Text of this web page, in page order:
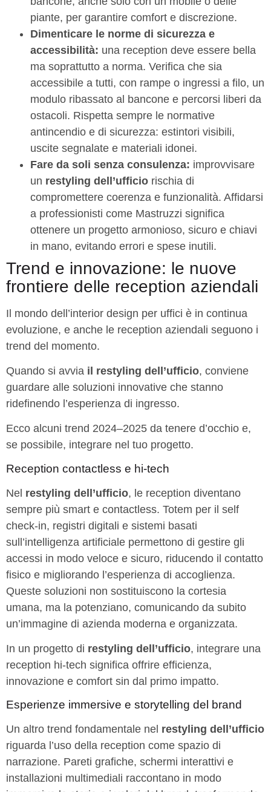
piante, per garantire comfort e discrezione.
Dimenticare le norme di sicurezza e
accessibilità: una reception deve essere bella
ma soprattutto a norma. Verifica che sia
accessibile a tutti, con rampe o ingressi a filo, un
modulo ribassato al bancone e percorsi liberi da
ostacoli. Rispetta sempre le normative
antincendio e di sicurezza: estintori visibili,
uscite segnalate e materiali idonei.
Fare da soli senza consulenza: improvvisare
un restyling dell’ufficio rischia di
compromettere coerenza e funzionalità. Affidarsi
a professionisti come Mastruzzi significa
ottenere un progetto armonioso, sicuro e chiavi
in mano, evitando errori e spese inutili.
Trend e innovazione: le nuove
frontiere delle reception aziendali
Il mondo dell’interior design per uffici è in continua
evoluzione, e anche le reception aziendali seguono i
trend del momento.
Quando si avvia il restyling dell’ufficio, conviene
guardare alle soluzioni innovative che stanno
ridefinendo l’esperienza di ingresso.
Ecco alcuni trend 2024–2025 da tenere d’occhio e,
se possibile, integrare nel tuo progetto.
Reception contactless e hi-tech
Nel restyling dell’ufficio, le reception diventano
sempre più smart e contactless. Totem per il self
check-in, registri digitali e sistemi basati
sull’intelligenza artificiale permettono di gestire gli
accessi in modo veloce e sicuro, riducendo il contatto
fisico e migliorando l’esperienza di accoglienza.
Queste soluzioni non sostituiscono la cortesia
umana, ma la potenziano, comunicando da subito
un’immagine di azienda moderna e organizzata.
In un progetto di restyling dell’ufficio, integrare una
reception hi-tech significa offrire efficienza,
innovazione e comfort sin dal primo impatto.
Esperienze immersive e storytelling del brand
Un altro trend fondamentale nel restyling dell’ufficio
riguarda l’uso della reception come spazio di
narrazione. Pareti grafiche, schermi interattivi e
installazioni multimediali raccontano in modo